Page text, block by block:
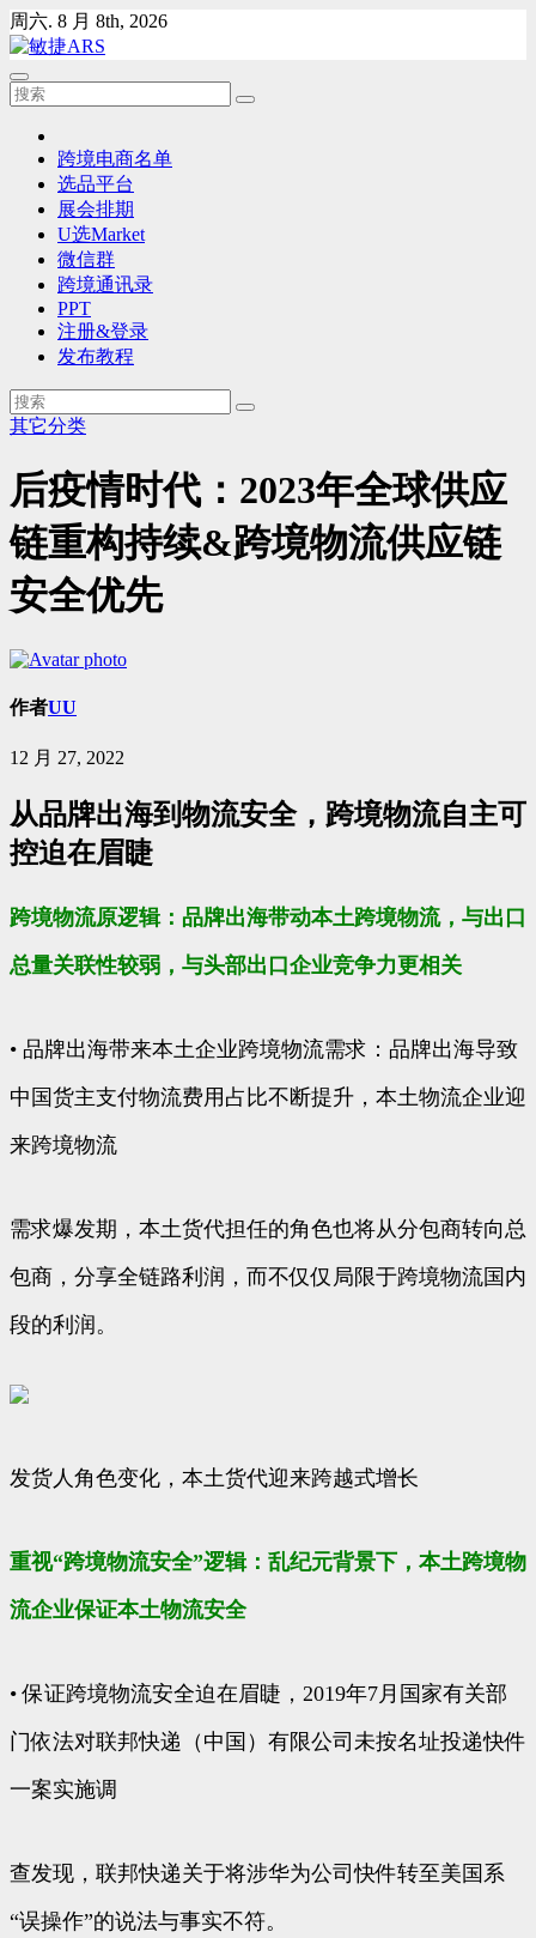
Skip
to
content
周六. 8 月 8th, 2026
跨境电商名单
选品平台
展会排期
U选Market
微信群
跨境通讯录
PPT
注册&登录
发布教程
其它分类
后疫情时代：2023年全球供应
链重构持续&跨境物流供应链
安全优先
作者UU
12 月 27, 2022
从品牌出海到物流安全，跨境物流自主可
控迫在眉睫
跨境物流原逻辑：品牌出海带动本土跨境物流，与出口
总量关联性较弱，与头部出口企业竞争力更相关
• 品牌出海带来本土企业跨境物流需求：品牌出海导致
中国货主支付物流费用占比不断提升，本土物流企业迎
来跨境物流
需求爆发期，本土货代担任的角色也将从分包商转向总
包商，分享全链路利润，而不仅仅局限于跨境物流国内
段的利润。
发货人角色变化，本土货代迎来跨越式增长
重视“跨境物流安全”逻辑：乱纪元背景下，本土跨境物
流企业保证本土物流安全
• 保证跨境物流安全迫在眉睫，2019年7月国家有关部
门依法对联邦快递（中国）有限公司未按名址投递快件
一案实施调
查发现，联邦快递关于将涉华为公司快件转至美国系
“误操作”的说法与事实不符。